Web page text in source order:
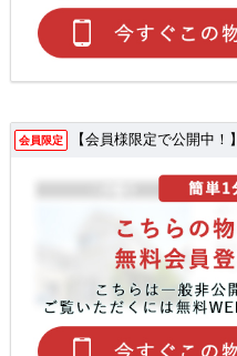
会員限定 【会員様限定で公開中！】